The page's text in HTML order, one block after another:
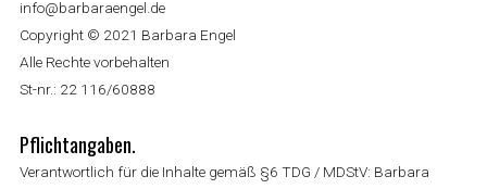
info@barbaraengel.de
Copyright © 2021 Barbara Engel
Alle Rechte vorbehalten
St-nr.: 22 116/60888
Pflichtangaben.
Verantwortlich für die Inhalte gemäß §6 TDG / MDStV: Barbara